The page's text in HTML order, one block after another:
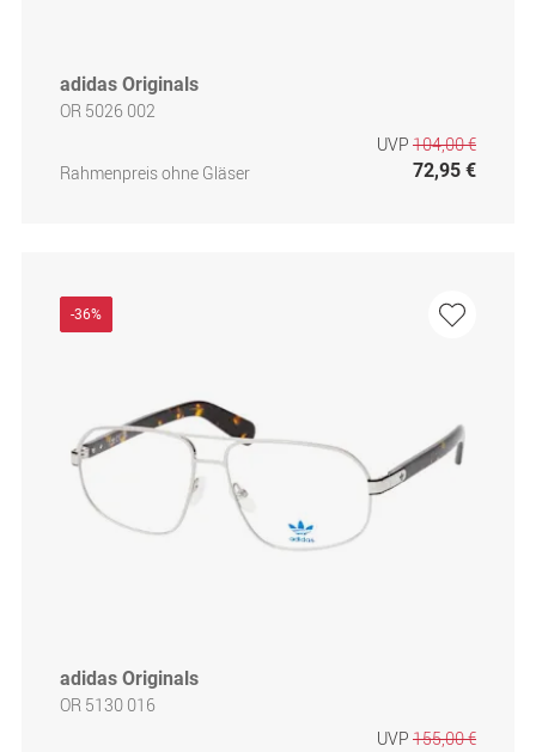
adidas Originals
OR 5026 002
Rahmenpreis ohne Gläser
UVP 104,00 €
72,95 €
-36%
adidas Originals
OR 5130 016
UVP 155,00 €